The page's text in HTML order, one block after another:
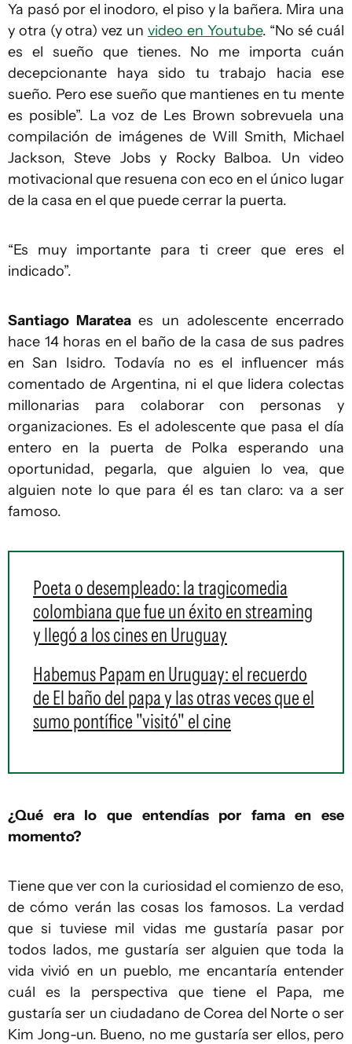
Ya pasó por el inodoro, el piso y la bañera. Mira una
y otra (y otra) vez un video en Youtube. “No sé cuál
es el sueño que tienes. No me importa cuán
decepcionante haya sido tu trabajo hacia ese
sueño. Pero ese sueño que mantienes en tu mente
es posible”. La voz de Les Brown sobrevuela una
compilación de imágenes de Will Smith, Michael
Jackson, Steve Jobs y Rocky Balboa. Un video
motivacional que resuena con eco en el único lugar
de la casa en el que puede cerrar la puerta.
“Es muy importante para ti creer que eres el
indicado”.
Santiago Marateaes un adolescente encerrado
hace 14 horas en el baño de la casa de sus padres
en San Isidro. Todavía no es el influencer más
comentado de Argentina, ni el que lidera colectas
millonarias para colaborar con personas y
organizaciones. Es el adolescente que pasa el día
entero en la puerta de Polka esperando una
oportunidad, pegarla, que alguien lo vea, que
alguien note lo que para él es tan claro: va a ser
famoso.
Poeta o desempleado: la tragicomedia
colombiana que fue un éxito en streaming
y llegó a los cines en Uruguay
Habemus Papam en Uruguay: el recuerdo
de El baño del papa y las otras veces que el
sumo pontífice "visitó" el cine
¿Qué era lo que entendías por fama en ese
momento?
Tiene que ver con la curiosidad el comienzo de eso,
de cómo verán las cosas los famosos. La verdad
que si tuviese mil vidas me gustaría pasar por
todos lados, me gustaría ser alguien que toda la
vida vivió en un pueblo, me encantaría entender
cuál es la perspectiva que tiene el Papa, me
gustaría ser un ciudadano de Corea del Norte o ser
Kim Jong-un. Bueno, no me gustaría ser ellos, pero